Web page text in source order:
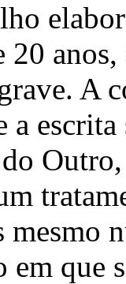
20
A
a
mesmo
em que